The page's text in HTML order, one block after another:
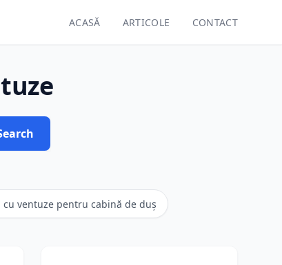
ACASĂ ARTICOLE CONTACT
cu ventuze pentru cabină de duș